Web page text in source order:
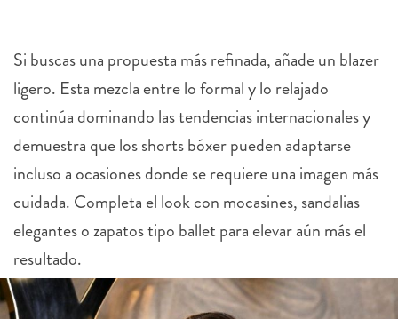
Si buscas una propuesta más refinada, añade un blazer
ligero. Esta mezcla entre lo formal y lo relajado
continúa dominando las tendencias internacionales y
demuestra que los shorts bóxer pueden adaptarse
incluso a ocasiones donde se requiere una imagen más
cuidada. Completa el look con mocasines, sandalias
elegantes o zapatos tipo ballet para elevar aún más el
resultado.